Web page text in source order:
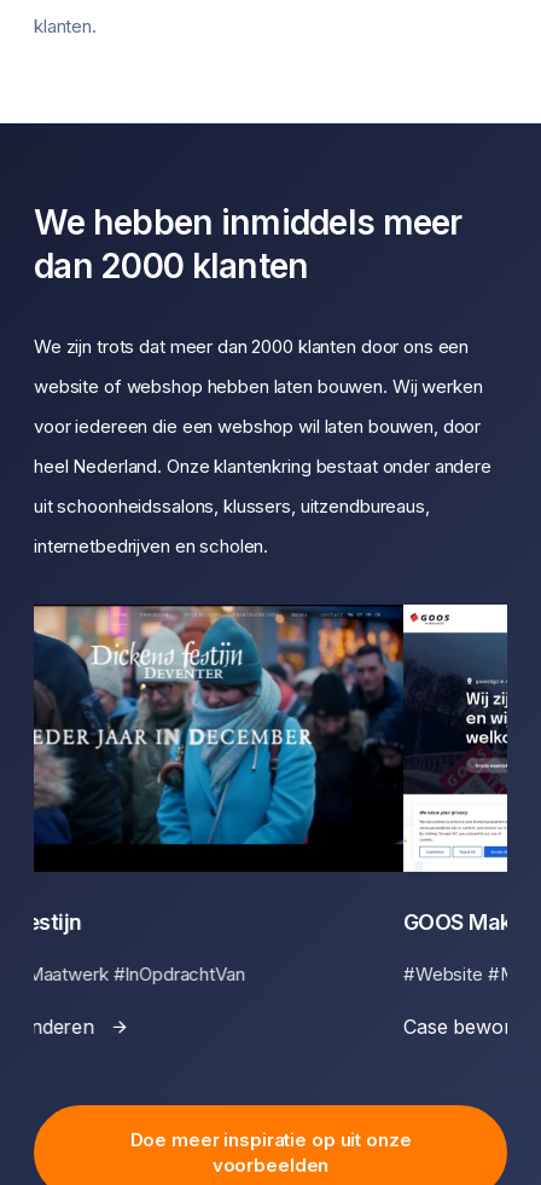
klanten.
We hebben inmiddels meer
dan 2000 klanten
We zijn trots dat meer dan 2000 klanten door ons een
website of webshop hebben laten bouwen. Wij werken
voor iedereen die een webshop wil laten bouwen, door
heel Nederland. Onze klantenkring bestaat onder andere
uit schoonheidssalons, klussers, uitzendbureaus,
internetbedrijven en scholen.
GOOS Makelaardij
#Website #Maatwerk #Realworks
Case bewonderen
Doe meer inspiratie op uit onze
voorbeelden